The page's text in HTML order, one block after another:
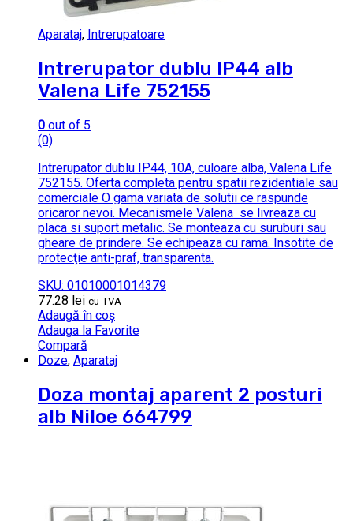
Aparataj, Intrerupatoare
Intrerupator dublu IP44 alb
Valena Life 752155
0 out of 5
(0)
Intrerupator dublu IP44, 10A, culoare alba, Valena Life
752155. Oferta completa pentru spatii rezidentiale sau
comerciale O gama variata de solutii ce raspunde
oricaror nevoi. Mecanismele Valena se livreaza cu
placa si suport metalic. Se monteaza cu suruburi sau
gheare de prindere. Se echipeaza cu rama. Insotite de
protecţie anti-praf, transparenta.
SKU: 01010001014379
77.28 lei cu TVA
Adaugă în coș
Adauga la Favorite
Compară
Doze, Aparataj
Doza montaj aparent 2 posturi
alb Niloe 664799